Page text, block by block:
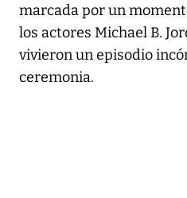
marcada por un
los actores Michael B.
vivieron un episodio
ceremonia.